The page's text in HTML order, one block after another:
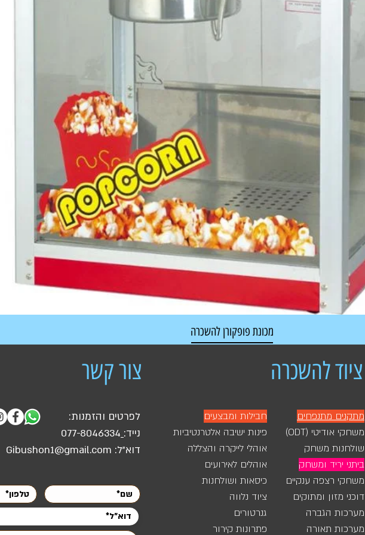
מכונת פופקורן להשכרה
ציוד להשכרה צור קשר
מתקנים מתנפחים
משחקי אודיטי (ODT)
שולחנות משחק
ביתני יריד ומשחק
משחקי רצפה ענקיים
דוכני מזון ומתוקים
מערכות הגברה
מערכות תאורה
חבילות ומבצעים
פינות ישיבה אלטרנטיביות
אוהלי לייקרה והצללה
אוהלים לאירועים
כיסאות ושולחנות
ציוד נלווה
גנרטורים
פתרונות קירור
לפרטים והזמנות:
נייד: 077-8046334
דוא"ל: Gibushon1@gmail.com